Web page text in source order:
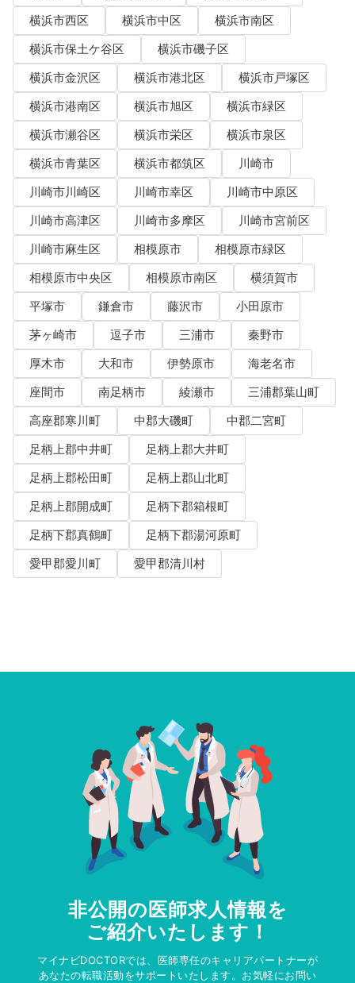
横浜市西区
横浜市中区
横浜市南区
横浜市保土ケ谷区
横浜市磯子区
横浜市金沢区
横浜市港北区
横浜市戸塚区
横浜市港南区
横浜市旭区
横浜市緑区
横浜市瀬谷区
横浜市栄区
横浜市泉区
横浜市青葉区
横浜市都筑区
川崎市
川崎市川崎区
川崎市幸区
川崎市中原区
川崎市高津区
川崎市多摩区
川崎市宮前区
川崎市麻生区
相模原市
相模原市緑区
相模原市中央区
相模原市南区
横須賀市
平塚市
鎌倉市 藤沢市
小田原市
茅ヶ崎市
逗子市 三浦市
秦野市
厚木市
大和市 伊勢原市
海老名市
座間市
南足柄市 綾瀬市
三浦郡葉山町
高座郡寒川町
中郡大磯町
中郡二宮町
足柄上郡中井町
足柄上郡大井町
足柄上郡松田町
足柄上郡山北町
足柄上郡開成町
足柄下郡箱根町
足柄下郡真鶴町
足柄下郡湯河原町
愛甲郡愛川町
愛甲郡清川村
非公開の医師求人情報を
ご紹介いたします！
マイナビDOCTORでは、医師専任のキャリアパートナーが
あなたの転職活動をサポートいたします。お気軽にお問い